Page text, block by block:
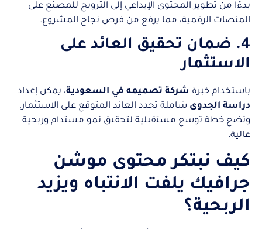
بدءًا من تطوير المحتوى الإبداعي إلى الترويج للمصنع على
المنصات الرقمية، مما يرفع من فرص نجاح المشروع.
4. ضمان تحقيق العائد على
الاستثمار
باستخدام خبرة شركة تصميمه في السعودية، يمكن إعداد
دراسة الجدوى شاملة تحدد العائد المتوقع على الاستثمار،
وتضع خطة توسع مستقبلية لتحقيق نمو مستدام وربحية
عالية.
كيف نبتكر محتوى موشن
جرافيك يلفت الانتباه ويزيد
الربحية؟